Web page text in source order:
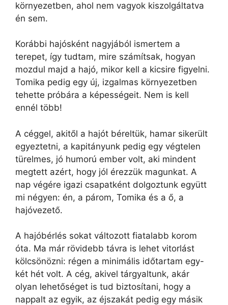
környezetben, ahol nem vagyok kiszolgáltatva
én sem.
Korábbi hajósként nagyjából ismertem a
terepet, így tudtam, mire számítsak, hogyan
mozdul majd a hajó, mikor kell a kicsire figyelni.
Tomika pedig egy új, izgalmas környezetben
tehette próbára a képességeit. Nem is kell
ennél több!
A céggel, akitől a hajót béreltük, hamar sikerült
egyeztetni, a kapitányunk pedig egy végtelen
türelmes, jó humorú ember volt, aki mindent
megtett azért, hogy jól érezzük magunkat. A
nap végére igazi csapatként dolgoztunk együtt
mi négyen: én, a párom, Tomika és a ő, a
hajóvezető.
A hajóbérlés sokat változott fiatalabb korom
óta. Ma már rövidebb távra is lehet vitorlást
kölcsönözni: régen a minimális időtartam egy-
két hét volt. A cég, akivel tárgyaltunk, akár
olyan lehetőséget is tud biztosítani, hogy a
nappalt az egyik, az éjszakát pedig egy másik